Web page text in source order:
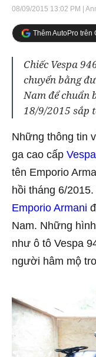
08/09/2015 13:02 PM |
Thêm AutoPro trên
Chiếc Vespa
chuyển bằng
Nam để chuẩn
18/9/2015 sắp
Những thông tin
ga cao cấp
tên Emporio
hồi tháng 6/
Emporio Armani
Nam. Những
như ô tô Vespa
người hâm mộ